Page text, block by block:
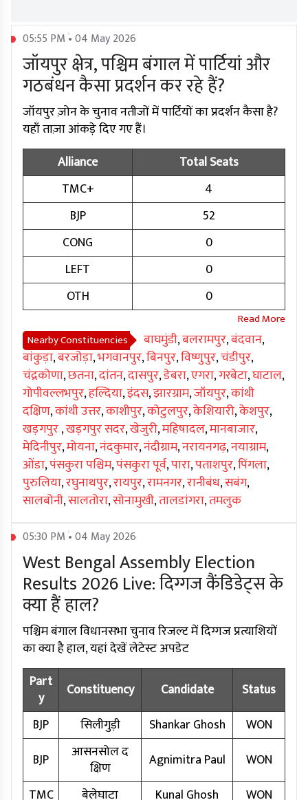
05:55 PM • 04 May 2026
जॉयपुर क्षेत्र, पश्चिम बंगाल में पार्टियां और
गठबंधन कैसा प्रदर्शन कर रहे हैं?
जॉयपुर ज़ोन के चुनाव नतीजों में पार्टियों का प्रदर्शन कैसा है?
यहाँ ताज़ा आंकड़े दिए गए हैं।
Alliance
Total Seats
TMC+
4
BJP
52
CONG
0
LEFT
0
OTH
0
Nearby Constituencies बाघमुंडी,बलरामपुर,बंदवान,
बांकुड़ा,बरजोड़ा,भगवानपुर,बिनपुर,विष्णुपुर,चंडीपुर,
चंद्रकोणा,छतना,दांतन,दासपुर,डेबरा,एगरा,गरबेटा,घाटाल,
गोपीवल्लभपुर,हल्दिया,इंदस,झारग्राम,जॉयपुर,कांथी
दक्षिण,कांथी उत्तर,काशीपुर,कोटुलपुर,केशियारी,केशपुर,
खड़गपुर,खड़गपुर सदर,खेजुरी,महिषादल,मानबाजार,
मेदिनीपुर,मोयना,नंदकुमार,नंदीग्राम,नरायनगढ़,नयाग्राम,
ओंडा,पंसकुरा पश्चिम,पंसकुरा पूर्व,पारा,पताशपुर,पिंगला,
पुरुलिया,रघुनाथपुर,रायपुर,रामनगर,रानीबंध,सबंग,
सालबोनी,सालतोरा,सोनामुखी,तालडांगरा,तमलुक
05:30 PM • 04 May 2026
West Bengal Assembly Election
Results 2026 Live: दिग्गज कैंडिडेट्स के
क्या हैं हाल?
पश्चिम बंगाल विधानसभा चुनाव रिजल्ट में दिग्गज प्रत्याशियों
का क्या है हाल, यहां देखें लेटेस्ट अपडेट
Part
y
Constituency Candidate
Status
BJP
सिलीगुड़ी Shankar Ghosh
WON
BJP
आसनसोल द
क्षिण
Agnimitra Paul
WON
TMC
बेलेघाटा Kunal Ghosh WON